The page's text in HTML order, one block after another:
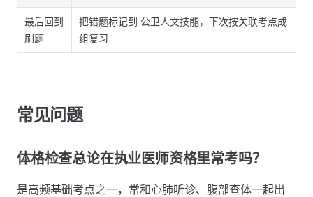
最后回到
刷题
把错题标记到 公卫人文技能，下次按关联考点成
组复习
常见问题
体格检查总论在执业医师资格里常考吗？
是高频基础考点之一，常和心肺听诊、腹部查体一起出